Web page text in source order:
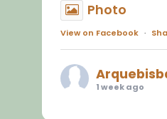
Photo
View on Facebook ·
1 week ago